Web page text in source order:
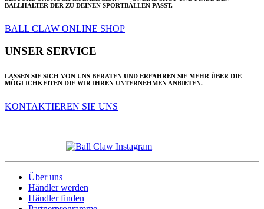
BALLHALTER DER ZU DEINEN SPORTBÄLLEN PASST.
BALL CLAW ONLINE SHOP
UNSER SERVICE
LASSEN SIE SICH VON UNS BERATEN UND ERFAHREN SIE MEHR ÜBER DIE
MÖGLICHKEITEN DIE WIR IHREN UNTERNEHMEN ANBIETEN.
KONTAKTIEREN SIE UNS
Über uns
Händler werden
Händler finden